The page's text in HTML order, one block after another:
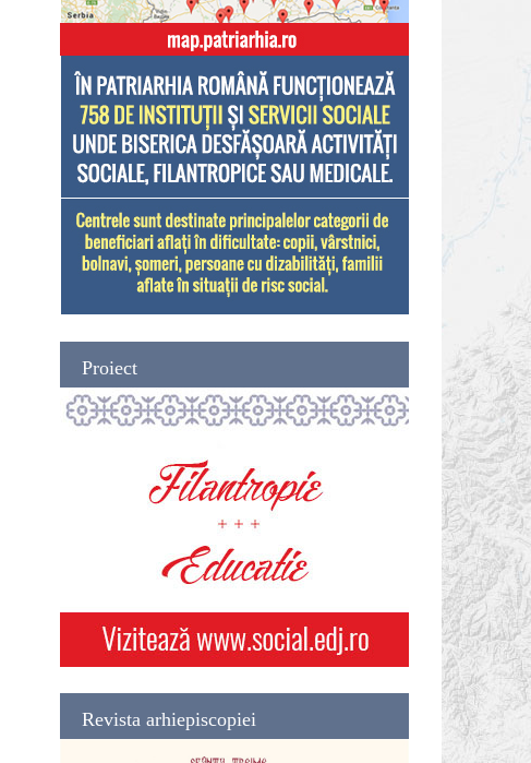
Proiect
Revista arhiepiscopiei